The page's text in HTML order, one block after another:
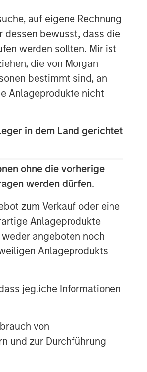
auf eigene Rechnung
dessen bewusst, dass die
werden sollten. Mir ist
die von Morgan
bestimmt sind, an
Anlageprodukte nicht
in dem Land gerichtet
ohne die vorherige
werden dürfen.
zum Verkauf oder eine
Anlageprodukte
angeboten noch
Anlageprodukts
jegliche Informationen
von
und zur Durchführung
team creates
concentrated
high-quality
strategies available
and customizable
Fund
Fund
NOW:
Next Order